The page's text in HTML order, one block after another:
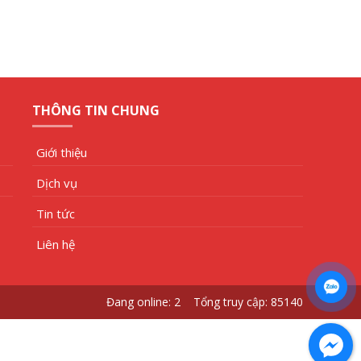
THÔNG TIN CHUNG
Giới thiệu
Dịch vụ
Tin tức
Liên hệ
Đang online: 2 Tổng truy cập: 85140